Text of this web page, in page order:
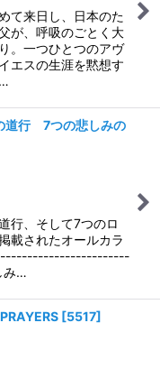
て来日し、日本のた
が、呼吸のごとく大
。一つひとつのアヴ
エスの生涯を黙想す
道行 7つの悲しみの
行、そして7つのロ
載されたオールカラ
--------------------------
み…
[5517]